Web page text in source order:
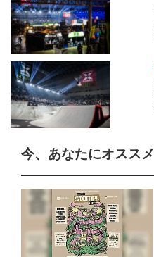
今、あなたにオススメ